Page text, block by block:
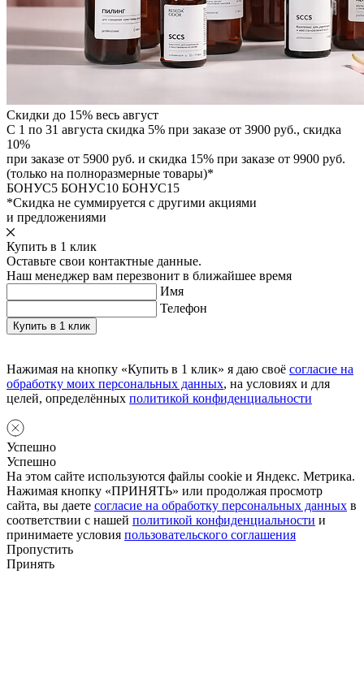
Скидки до 15% весь август
С 1 по 31 августа скидка 5% при заказе от 3900 руб., скидка
10%
при заказе от 5900 руб. и скидка 15% при заказе от 9900 руб.
(только на полноразмерные товары)*
БОНУС5 БОНУС10 БОНУС15
*Скидка не суммируется с другими акциями
и предложениями
Купить в 1 клик
Оставьте свои контактные данные.
Наш менеджер вам перезвонит в ближайшее время
Имя
Телефон
Нажимая на кнопку «Купить в 1 клик» я даю своё согласие на
обработку моих персональных данных, на условиях и для
целей, определённых политикой конфиденциальности
Успешно
Успешно
На этом сайте используются файлы cookie и Яндекс. Метрика.
Нажимая кнопку «ПРИНЯТЬ» или продолжая просмотр
сайта, вы даете согласие на обработку персональных данных в
соответствии с нашей политикой конфиденциальности и
принимаете условия пользовательского соглашения
Пропустить
Принять